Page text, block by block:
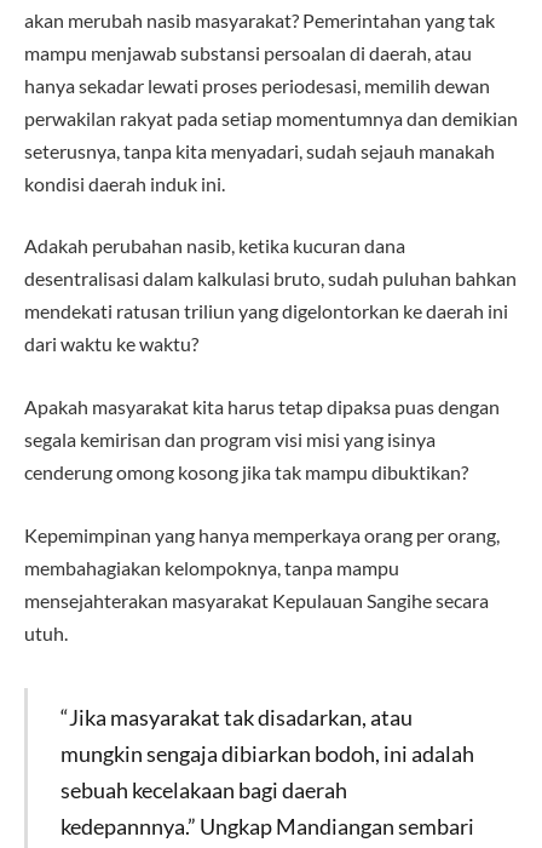
akan merubah nasib masyarakat? Pemerintahan yang tak
mampu menjawab substansi persoalan di daerah, atau
hanya sekadar lewati proses periodesasi, memilih dewan
perwakilan rakyat pada setiap momentumnya dan demikian
seterusnya, tanpa kita menyadari, sudah sejauh manakah
kondisi daerah induk ini.
Adakah perubahan nasib, ketika kucuran dana
desentralisasi dalam kalkulasi bruto, sudah puluhan bahkan
mendekati ratusan triliun yang digelontorkan ke daerah ini
dari waktu ke waktu?
Apakah masyarakat kita harus tetap dipaksa puas dengan
segala kemirisan dan program visi misi yang isinya
cenderung omong kosong jika tak mampu dibuktikan?
Kepemimpinan yang hanya memperkaya orang per orang,
membahagiakan kelompoknya, tanpa mampu
mensejahterakan masyarakat Kepulauan Sangihe secara
utuh.
“Jika masyarakat tak disadarkan, atau
mungkin sengaja dibiarkan bodoh, ini adalah
sebuah kecelakaan bagi daerah
kedepannnya.” Ungkap Mandiangan sembari